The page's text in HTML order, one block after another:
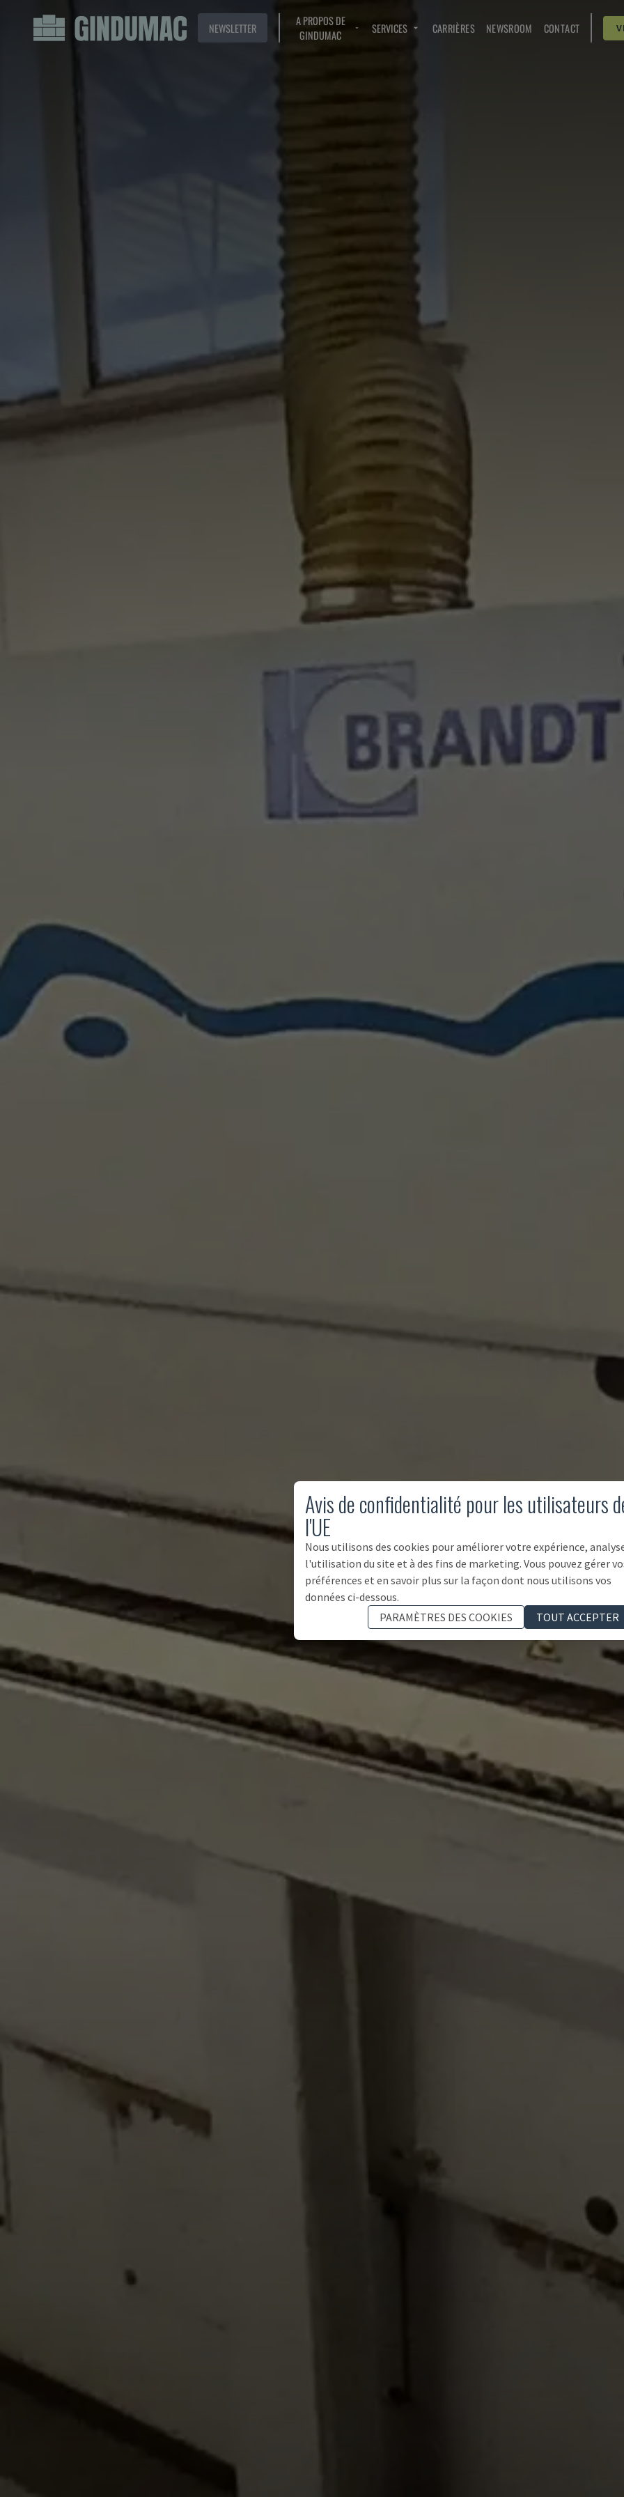
NEWSLETTER
A PROPOS DE
GINDUMAC
SERVICES CARRIÈRES NEWSROOM CONTACT
Avis de confidentialité pour les utilisateurs
l'UE
Nous utilisons des cookies pour améliorer votre expérience,
l'utilisation du site et à des fins de marketing. Vous pouvez gérer
préférences et en savoir plus sur la façon dont nous utilisons vos
données ci-dessous.
PARAMÈTRES DES COOKIES
TOUT ACCEPTER